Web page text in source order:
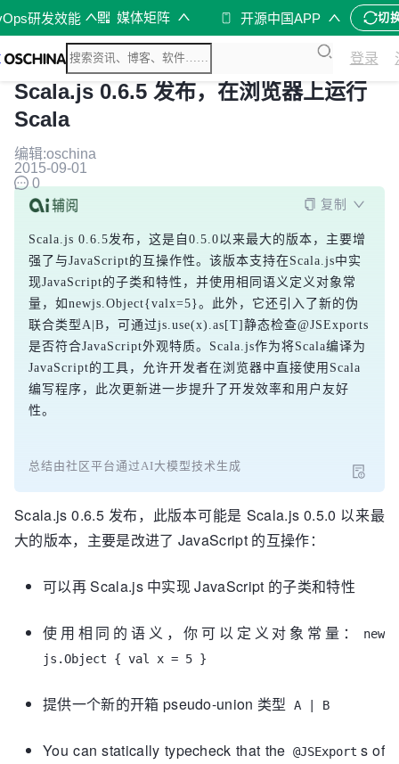
研发效能 媒体矩阵 开源中国APP 切
登录
Scala.js 0.6.5 发布，在浏览器上运行
Scala
编辑:oschina
2015-09-01
0
复制
Scala.js 0.6.5发布，这是自0.5.0以来最大的版本，主要增
强了与JavaScript的互操作性。该版本支持在Scala.js中实
现JavaScript的子类和特性，并使用相同语义定义对象常
量，如 newjs.Object{valx=5}。此外，它还引入了新的伪
联合类型A|B ，可通过js.use(x).as[T] 静态检查@JSExports
是否符合JavaScript外观特质。Scala.js作为将Scala编译为
JavaScript的工具，允许开发者在浏览器中直接使用Scala
编写程序，此次更新进一步提升了开发效率和用户友好
性。
总结由社区平台通过AI大模型技术生成
Scala.js 0.6.5 发布，此版本可能是 Scala.js 0.5.0 以来最
大的版本，主要是改进了 JavaScript 的互操作：
可以再 Scala.js 中实现 JavaScript 的子类和特性
使用相同的语义，你可以定义对象常量：
new
js.Object { val x = 5 }
提供一个新的开箱 pseudo-union 类型 A | B
You can statically typecheck that the @JSExport s of